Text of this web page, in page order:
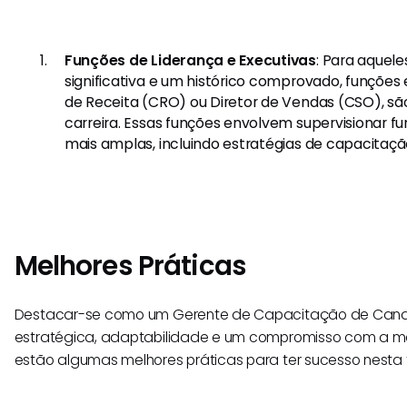
Funções de Liderança e Executivas: Para
significativa e um histórico comprovado,
de Receita (CRO) ou Diretor de Vendas (CSO),
carreira. Essas funções envolvem supervisionar
mais amplas, incluindo estratégias de
Melhores Práticas
Destacar-se como um Gerente de Capacitação de
estratégica, adaptabilidade e um compromisso com a
estão algumas melhores práticas para ter sucesso nesta